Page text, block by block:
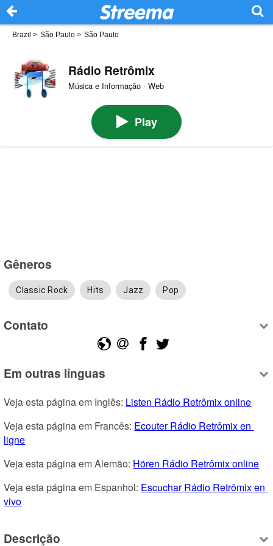
Brazil > São Paulo > São Paulo
Rádio Retrômix
Música e Informação · Web
Play
Gêneros
Classic Rock Hits Jazz Pop
Contato
Em outras línguas
Veja esta página em Inglês: Listen Rádio Retrômix online
Veja esta página em Francês: Ecouter Rádio Retrômix en
ligne
Veja esta página em Alemão: Hören Rádio Retrômix online
Veja esta página em Espanhol: Escuchar Rádio Retrômix en
vivo
Descrição